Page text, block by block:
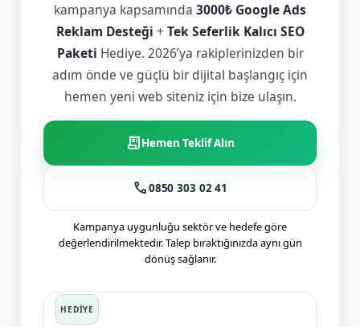
kampanya kapsamında 3000₺ Google Ads
Reklam Desteği + Tek Seferlik Kalıcı SEO
Paketi Hediye. 2026’ya rakiplerinizden bir
adım önde ve güçlü bir dijital başlangıç için
hemen yeni web siteniz için bize ulaşın.
receipt_longHemen Teklif Alın
call0850 303 02 41
Kampanya uygunluğu sektör ve hedefe göre
değerlendirilmektedir. Talep bıraktığınızda aynı gün
dönüş sağlanır.